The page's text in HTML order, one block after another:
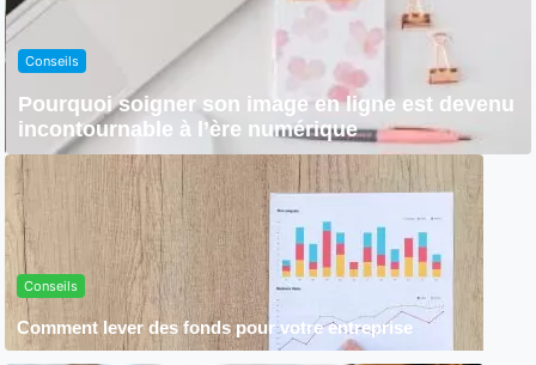
Conseils
Pourquoi soigner son image en ligne est devenu
incontournable à l’ère numérique
Conseils
Comment lever des fonds pour votre entreprise